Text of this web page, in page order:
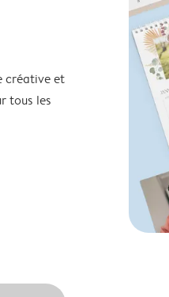
créative et
tous les